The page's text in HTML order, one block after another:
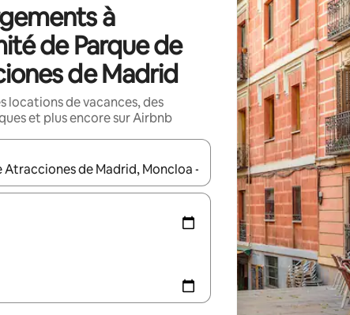
à
de Parque de
de Madrid
locations de vacances, des
et plus encore sur Airbnb
résultats s'affichent, utilisez les flèches vers le haut et vers le bas